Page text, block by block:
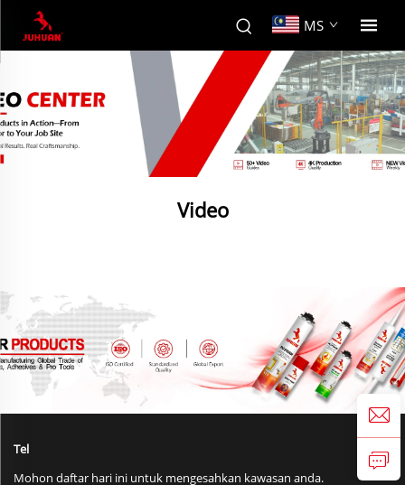
MS
Video
Tel
Mohon daftar hari ini untuk mengesahkan kawasan anda.